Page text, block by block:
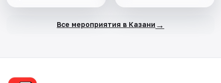
Все мероприятия в Казани →